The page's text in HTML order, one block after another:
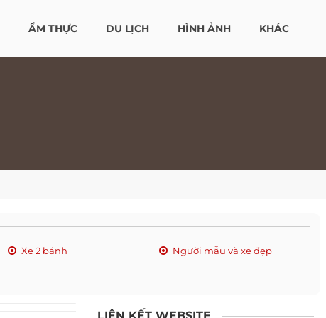
ẨM THỰC DU LỊCH HÌNH ẢNH KHÁC
Xe 2 bánh
Người mẫu và xe đẹp